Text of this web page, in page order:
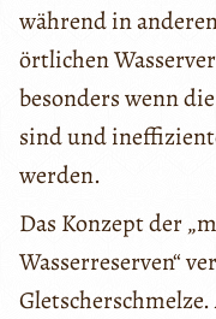
während in
örtlichen
besonders wenn
sind und
werden.
Das Konzept der
Wasserreserven“